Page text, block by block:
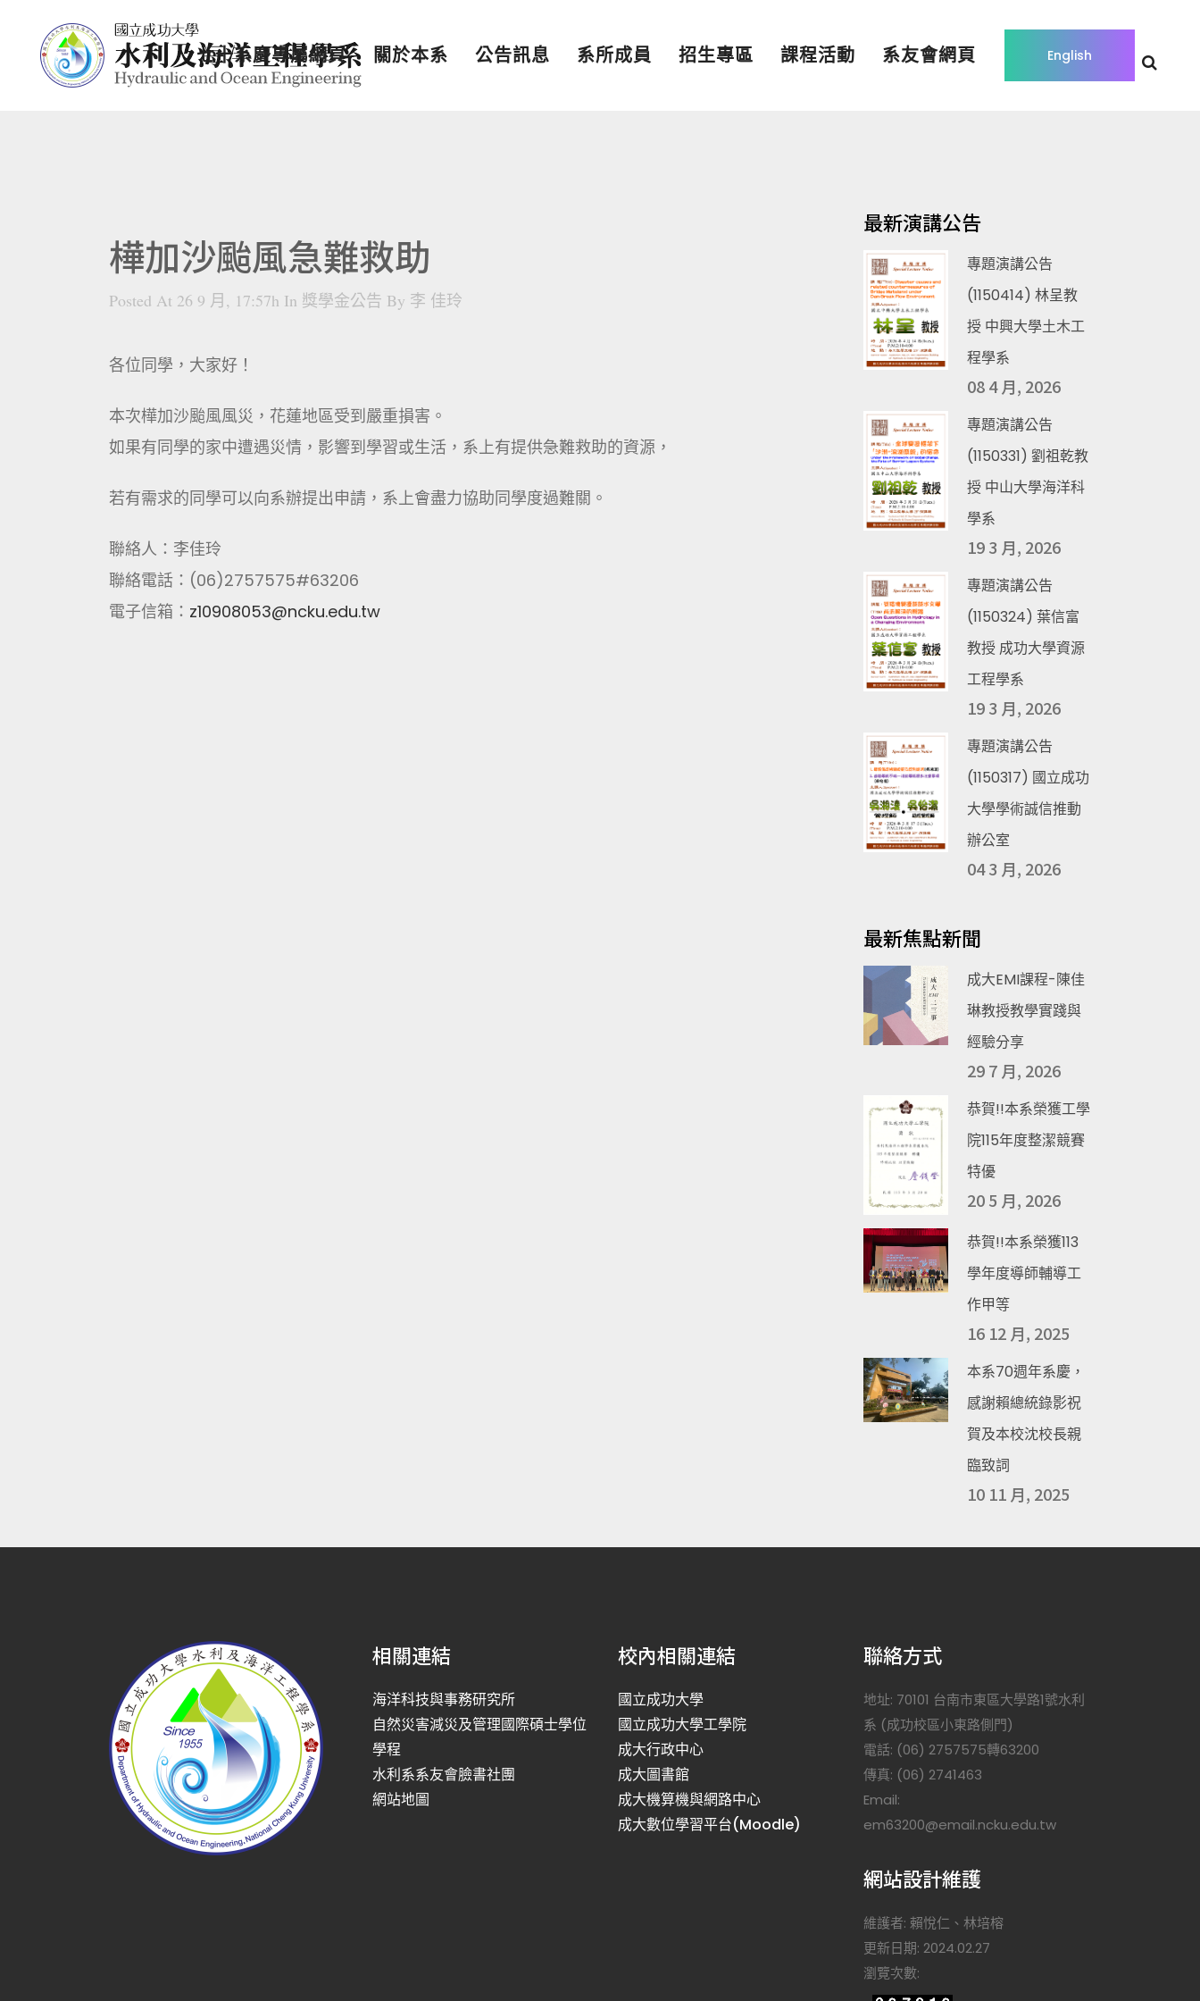
English
七十系慶專屬網頁 關於本系 公告訊息 系所成員 招生專區 課程活動 系友會網頁
樺加沙颱風急難救助
Posted At 26 9 月, 17:57h In 獎學金公告 By 李 佳玲
各位同學，大家好！
本次樺加沙颱風風災，花蓮地區受到嚴重損害。
如果有同學的家中遭遇災情，影響到學習或生活，系上有提供急難救助的資源，
若有需求的同學可以向系辦提出申請，系上會盡力協助同學度過難關。
聯絡人：李佳玲
聯絡電話： (06)2757575#63206
電子信箱： z10908053@ncku.edu.tw
最新演講公告
專題演講公告
(1150414) 林呈教
授 中興大學土木工
程學系
08 4 月, 2026
專題演講公告
(1150331) 劉祖乾教
授 中山大學海洋科
學系
19 3 月, 2026
專題演講公告
(1150324) 葉信富
教授 成功大學資源
工程學系
19 3 月, 2026
專題演講公告
(1150317) 國立成功
大學學術誠信推動
辦公室
04 3 月, 2026
最新焦點新聞
成大EMI課程-陳佳
琳教授教學實踐與
經驗分享
29 7 月, 2026
恭賀!!本系榮獲工學
院115年度整潔競賽
特優
20 5 月, 2026
恭賀!!本系榮獲113
學年度導師輔導工
作甲等
16 12 月, 2025
本系70週年系慶，
感謝賴總統錄影祝
賀及本校沈校長親
臨致詞
10 11 月, 2025
相關連結
海洋科技與事務研究所
自然災害減災及管理國際碩士學位
學程
水利系系友會臉書社團
網站地圖
校內相關連結
國立成功大學
國立成功大學工學院
成大行政中心
成大圖書館
成大機算機與網路中心
成大數位學習平台(Moodle)
聯絡方式
地址: 70101 台南市東區大學路1號水利
系 (成功校區小東路側門)
電話: (06) 2757575轉63200
傳真: (06) 2741463
Email:
em63200@email.ncku.edu.tw
網站設計維護
維護者: 賴悅仁、林培榕
更新日期: 2024.02.27
瀏覽次數: